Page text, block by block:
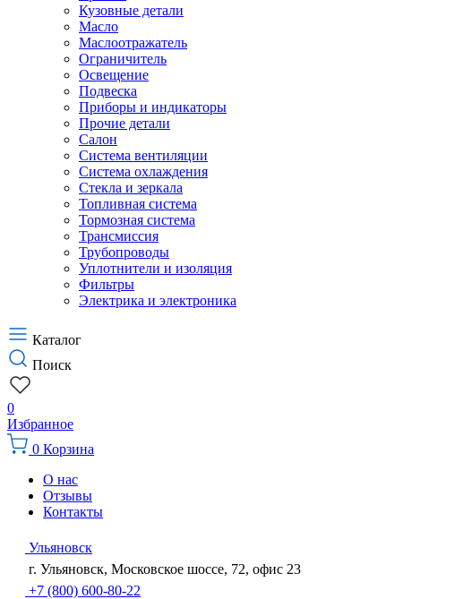
Кузовные детали
Масло
Маслоотражатель
Ограничитель
Освещение
Подвеска
Приборы и индикаторы
Прочие детали
Салон
Система вентиляции
Система охлаждения
Стекла и зеркала
Топливная система
Тормозная система
Трансмиссия
Трубопроводы
Уплотнители и изоляция
Фильтры
Электрика и электроника
Каталог
Поиск
0
Избранное
0 Корзина
О нас
Отзывы
Контакты
Ульяновск
г. Ульяновск, Московское шоссе, 72, офис 23
+7 (800) 600-80-22